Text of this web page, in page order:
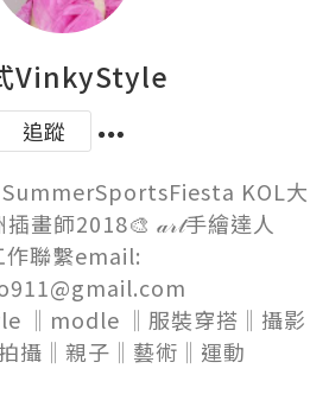
VinkyStyle
追蹤
KOL大
畫師2018🎨 𝒶𝓇𝓉手繪達人
作聯繫email:
‖modle ‖服裝穿搭‖攝影
攝‖親子‖藝術‖運動